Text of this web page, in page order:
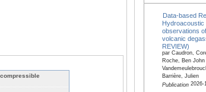
Data-based
Hydroacoustic
observations of
volcanic
REVIEW)
par Caudron,
Roche, Ben John
Barrière, Julien
Publication2026-